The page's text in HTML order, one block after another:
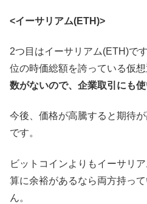
<イーサリアム(ETH)>
2つ目はイーサリアム(ETH)で
位の時価総額を誇っている仮想
数がないので、企業取引にも使
今後、価格が高騰すると期待
です。
ビットコインよりもイーサリ
算に余裕があるなら両方持っ
ん。